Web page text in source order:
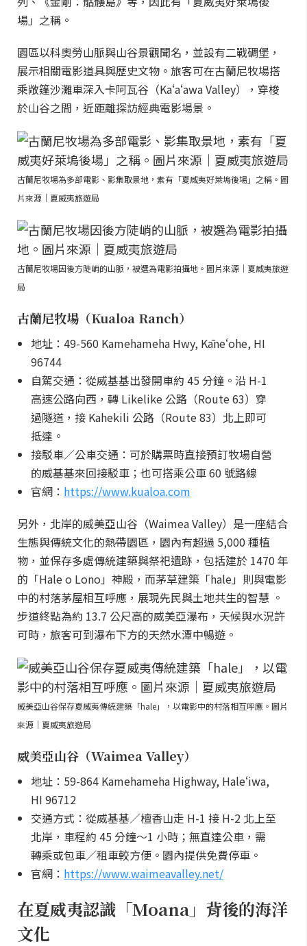
場」之稱。
園區以科奧勞山脈與山谷景觀聞名，並設有二戰碉堡，
展示相關電影道具與歷史文物。旅客可在古蘭尼牧場搭
乘敞篷沙灘車深入卡阿瓦谷（Kaʻaʻawa Valley），穿梭
於山谷之間，近距離探訪經典電影場景。
古蘭尼牧場為多部電影、影集取景地，素有「夏威夷好萊塢後場」之稱。圖
片來源｜夏威夷旅遊局
古蘭尼牧場因後方陡峭的山脈，被選為電影拍攝地。圖片來源｜夏威夷旅遊
局
古蘭尼牧場（Kualoa Ranch）
地址：49-560 Kamehameha Hwy, Kāneʻohe, HI
96744
自駕交通：從威基基出發開車約 45 分鐘。沿 H-1
高速公路向西，轉 Likelike 公路（Route 63）穿
過隧道，接 Kahekili 公路（Route 83）北上即可
抵達。
接駁車／公車交通：可於購票時直接預訂牧場自營
的威基基來回接駁車；也可搭乘公車 60 號路線
官網： https://www.kualoa.com
另外，北岸的威美亞山谷（Waimea Valley）是一座結合
生態與傳統文化的熱帶園區，園內有超過 5,000 種植
物，並保存多處傳統建築與祭祀遺跡，包括建於 1470 年
的「Hale o Lono」神殿，而茅草建築「hale」則與電影
中的村落茅屋相互呼應，展現先民與土地共生的智慧 。
步道終點為約 13.7 公尺高的威美亞瀑布，天候與水況許
可時，旅客可到瀑布下方的天然水潭中暢遊。
威美亞山谷保存夏威夷傳統建築「hale」，以電影中的村落相互呼應。圖片
來源｜夏威夷旅遊局
威美亞山谷（Waimea Valley）
地址：59-864 Kamehameha Highway, Haleʻiwa,
HI 96712
交通方式：從威基基／檀香山走 H-1 接 H-2 北上至
北岸，車程約 45 分鐘～1 小時；無直達公車，需
轉乘或包車／租車較方便。園內提供免費停車。
官網： https://www.waimeavalley.net/
在夏威夷認識「Moana」背後的海洋
文化